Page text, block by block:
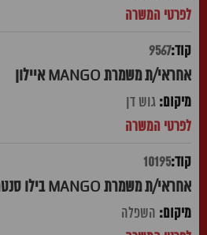
9567
אחראי/ת משמרת MANGO איילון
גוש דן
10195
אחראי/ת משמרת MANGO בילו סנטר
השפלה